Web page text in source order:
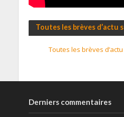
Toutes les brèves d’actu
Toutes les brèves
Derniers commentaires